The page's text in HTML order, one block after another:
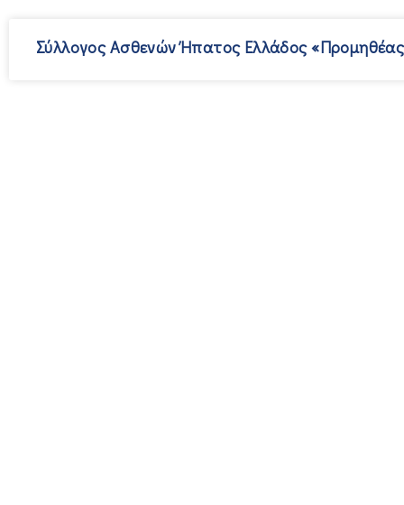
Σύλλογος Ασθενών Ήπατος Ελλάδος